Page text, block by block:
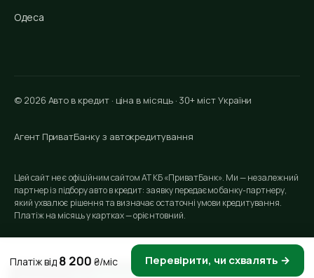
Платіж від 8 200 ₴/міс Перевірити, чи схвалять →
Одеса
© 2026 Авто в кредит · ціна в місяць · 30+ міст України
Агент ПриватБанку з автокредитування
Цей сайт не є офіційним сайтом АТ КБ «ПриватБанк». Ми — незалежний
партнер із підбору авто в кредит: заявку передаємо банку-партнеру,
який ухвалює рішення та визначає остаточні умови кредитування.
Платіж на місяць у картках — орієнтовний.